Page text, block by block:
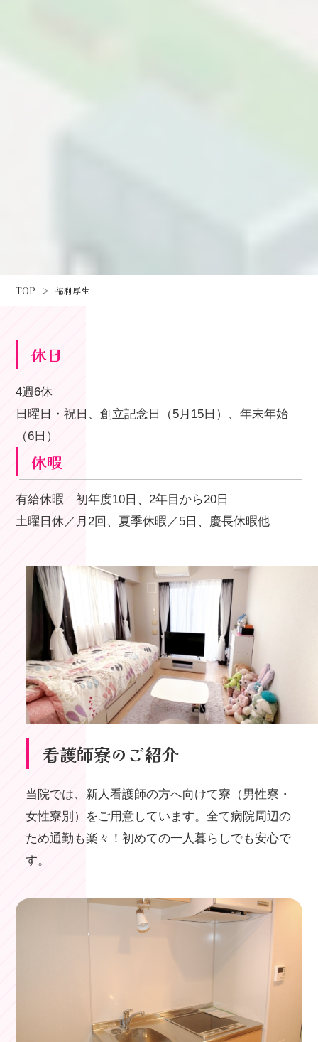
TOP > 福利厚生
休日
4週6休
日曜日・祝日、創立記念日（5月15日）、年末年始
（6日）
休暇
有給休暇 初年度10日、2年目から20日
土曜日休／月2回、夏季休暇／5日、慶長休暇他
看護師寮のご紹介
当院では、新人看護師の方へ向けて寮（男性寮・
女性寮別）をご用意しています。全て病院周辺の
ため通勤も楽々！初めての一人暮らしでも安心で
す。